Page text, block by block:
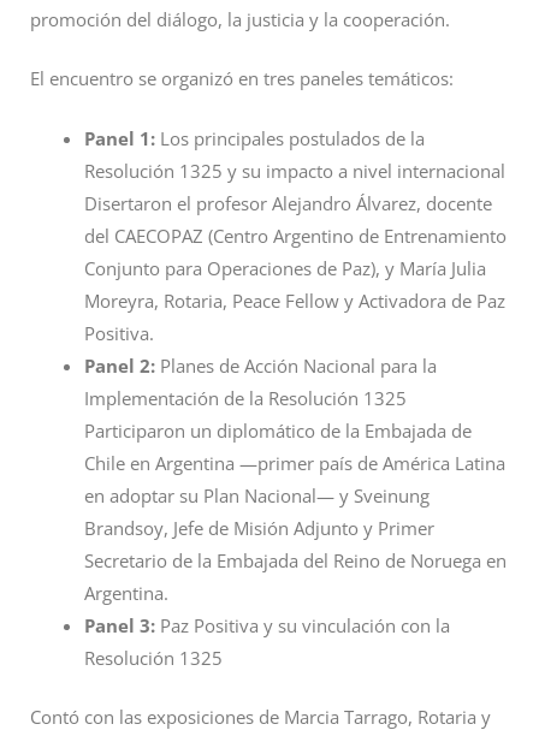
promoción del diálogo, la justicia y la cooperación.
El encuentro se organizó en tres paneles temáticos:
Panel 1: Los principales postulados de la
Resolución 1325 y su impacto a nivel internacional
Disertaron el profesor Alejandro Álvarez, docente
del CAECOPAZ (Centro Argentino de Entrenamiento
Conjunto para Operaciones de Paz), y María Julia
Moreyra, Rotaria, Peace Fellow y Activadora de Paz
Positiva.
Panel 2: Planes de Acción Nacional para la
Implementación de la Resolución 1325
Participaron un diplomático de la Embajada de
Chile en Argentina —primer país de América Latina
en adoptar su Plan Nacional— y Sveinung
Brandsoy, Jefe de Misión Adjunto y Primer
Secretario de la Embajada del Reino de Noruega en
Argentina.
Panel 3: Paz Positiva y su vinculación con la
Resolución 1325
Contó con las exposiciones de Marcia Tarrago, Rotaria y